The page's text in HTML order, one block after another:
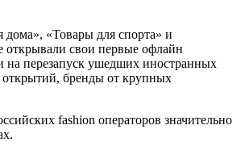
дома», «Товары для спорта» и
открывали свои первые офлайн
перезапуск ушедших иностранных
открытий, бренды от крупных
fashion операторов значительно